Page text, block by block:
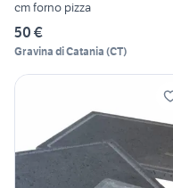
cm forno pizza
50 €
Gravina di Catania (CT)